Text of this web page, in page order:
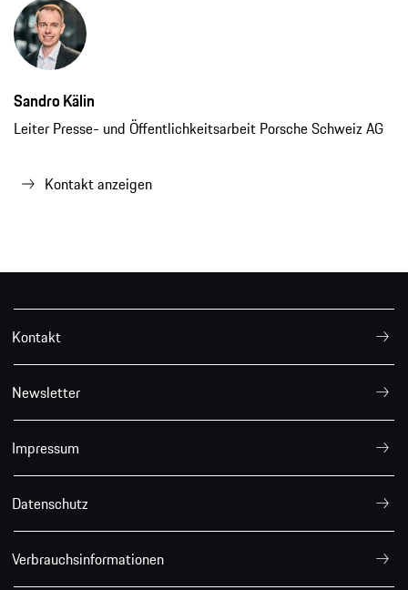
Sandro Kälin
Leiter Presse- und Öffentlichkeitsarbeit Porsche Schweiz AG
Kontakt anzeigen
Kontakt
Newsletter
Impressum
Datenschutz
Verbrauchsinformationen